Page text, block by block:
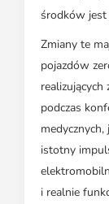
środków
Zmiany te
pojazdów
realizujących
podczas
istotny
i realnie